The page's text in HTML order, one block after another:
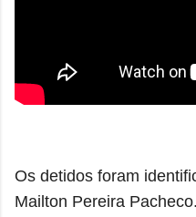
Os detidos foram
Mailton Pereira